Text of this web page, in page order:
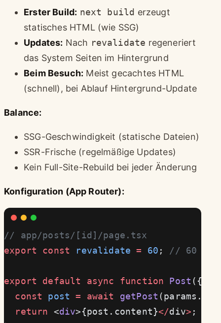
Erster Build: next build erzeugt
statisches HTML (wie SSG)
Updates: Nach revalidate regeneriert
das System Seiten im Hintergrund
Beim Besuch: Meist gecachtes HTML
(schnell), bei Ablauf Hintergrund-Update
Balance:
SSG-Geschwindigkeit (statische Dateien)
SSR-Frische (regelmäßige Updates)
Kein Full-Site-Rebuild bei jeder Änderung
Konfiguration (App Router):
// app/posts/[id]/page.tsx
export const revalidate = 60 ; // 60
export default async function Post ({
  const
post = await getPost
  return
<div>{post.content}</div> ;